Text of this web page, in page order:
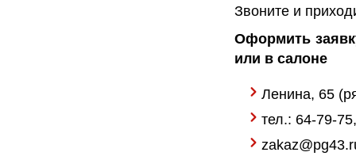
Звоните и
Оформить
или в салоне
Ленина, 65
тел.: 64-79-